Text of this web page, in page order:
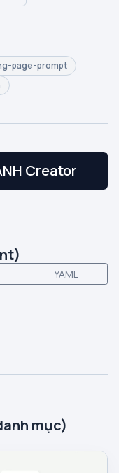
page-prompt
Creator
YAML
mục)